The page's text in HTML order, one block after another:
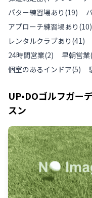
パター練習場あり (19)
アプローチ練習場あり (10)
レンタルクラブあり (41)
24時間営業(2) 早朝営業(
個室のあるインドア(5)
UP•DOゴルフガー
スン